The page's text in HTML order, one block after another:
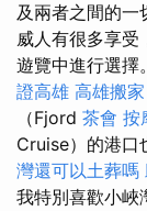
及兩者之間的一
威人有很多享受
遊覽中進行選擇
證高雄 高雄搬家
（Fjord 茶會 按
Cruise）的港口
灣還可以土葬嗎
我特別喜歡小峽